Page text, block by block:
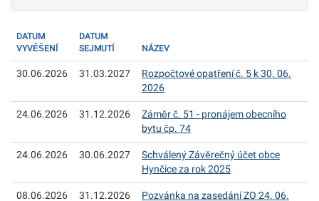
DATUM
VYVĚŠENÍ
DATUM
SEJMUTÍ
NÁZEV
30.06.2026 31.03.2027
Rozpočtové opatření č. 5 k 30. 06.
2026
24.06.2026 31.12.2026
Záměr č. 51 - pronájem obecního
bytu čp. 74
24.06.2026 30.06.2027
Schválený Závěrečný účet obce
Hynčice za rok 2025
08.06.2026 31.12.2026
Pozvánka na zasedání ZO 24. 06.